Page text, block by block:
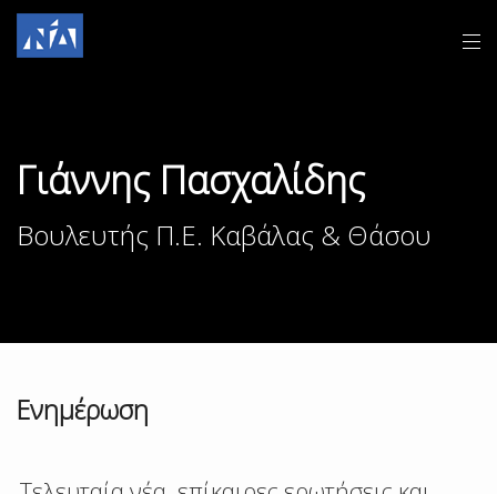
Γιάννης Πασχαλίδης
Βουλευτής Π.Ε. Καβάλας & Θάσου
Ενημέρωση